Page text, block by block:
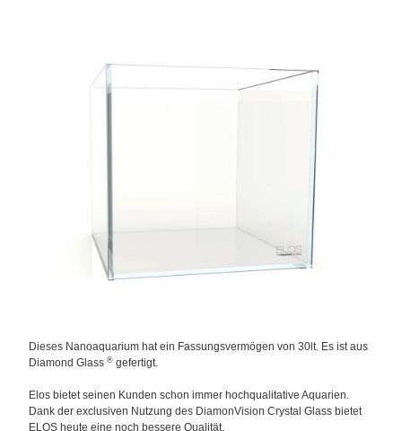
Dieses Nanoaquarium hat ein Fassungsvermögen von 30lt. Es ist aus
Diamond Glass ® gefertigt.
Elos bietet seinen Kunden schon immer hochqualitative Aquarien.
Dank der exclusiven Nutzung des DiamonVision Crystal Glass bietet
ELOS heute eine noch bessere Qualität.